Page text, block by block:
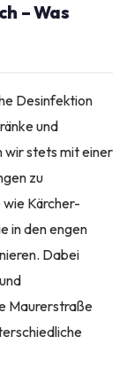
– Was
Desinfektion
und
wir stets mit einer
zu
Kärcher-
in den engen
Dabei
Maurerstraße